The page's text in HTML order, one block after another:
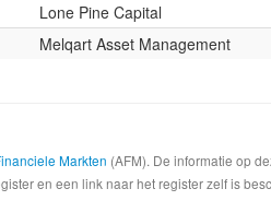
Lone Pine Capital
Melqart Asset Management
Markten (AFM). De informatie op
en een link naar het register zelf is